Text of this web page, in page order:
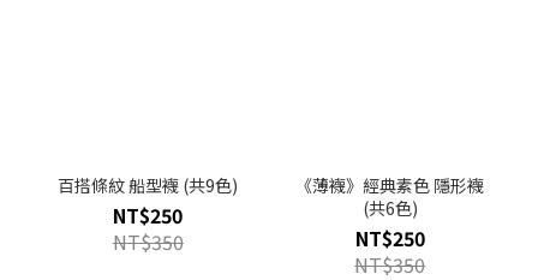
百搭條紋 船型襪 (共9色)
NT$250
NT$350
《薄襪》經典素色 隱形襪
(共6色)
NT$250
NT$350